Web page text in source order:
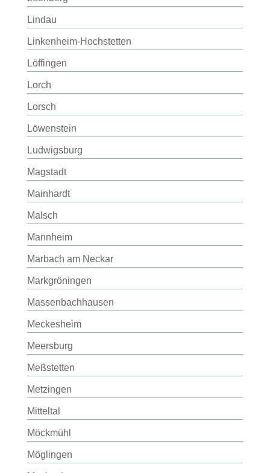
Lindau
Linkenheim-Hochstetten
Löffingen
Lorch
Lorsch
Löwenstein
Ludwigsburg
Magstadt
Mainhardt
Malsch
Mannheim
Marbach am Neckar
Markgröningen
Massenbachhausen
Meckesheim
Meersburg
Meßstetten
Metzingen
Mitteltal
Möckmühl
Möglingen